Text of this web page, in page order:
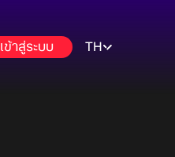
เข้าสู่ระบบ TH